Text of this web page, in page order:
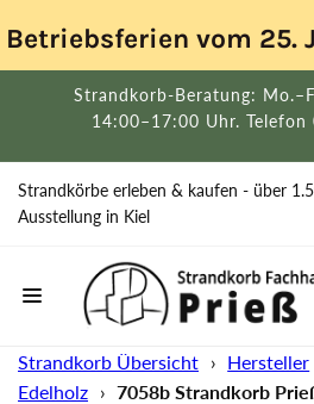
zum
Inhalt
Betriebsferien vom 25.
Strandkorb-Beratung:
14:00–17:00 Uhr.
Strandkörbe erleben & kaufen - über
Ausstellung in Kiel
Strandkorb Übersicht › Hersteller
Edelholz › 7058b Strandkorb